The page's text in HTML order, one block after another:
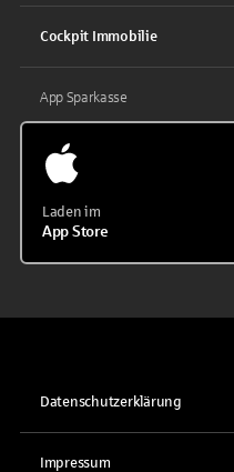
Cockpit Immobilie
App Sparkasse
Laden im
App Store
Datenschutzerklärung
Impressum